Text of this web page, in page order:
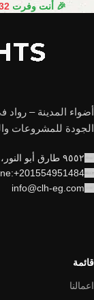
🎉 أنت وفرت
أضواء المدينة – رواد
الجودة للمشروعات
٩٥٥٢ طارق أبو النور، المقطم، محافظة القاهرة
info@clh-eg.com
قائمة
اعمالنا